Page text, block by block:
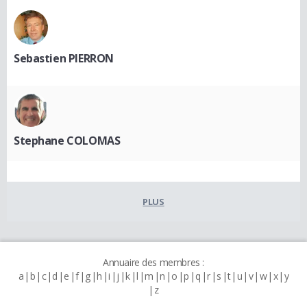
Sebastien PIERRON
Stephane COLOMAS
PLUS
Annuaire des membres :
a b c d e f g h i j k l m n o p q r s t u v w x y
z